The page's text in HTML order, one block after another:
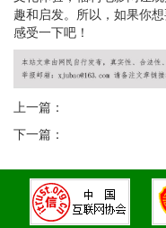
趣和启发。所以，如果你
感受一下吧！
上一篇：
下一篇：